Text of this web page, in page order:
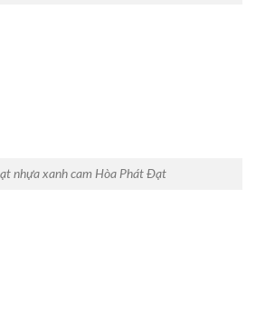
nhựa xanh cam Hòa Phát Đạt